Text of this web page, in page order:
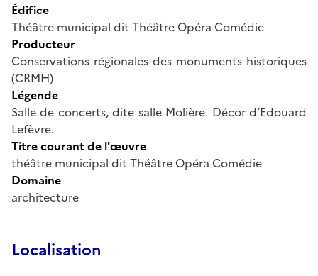
Édifice
Théâtre municipal dit Théâtre Opéra Comédie
Producteur
Conservations régionales des monuments historiques
(CRMH)
Légende
Salle de concerts, dite salle Molière. Décor d’Edouard
Lefèvre.
Titre courant de l'œuvre
théâtre municipal dit Théâtre Opéra Comédie
Domaine
architecture
Localisation